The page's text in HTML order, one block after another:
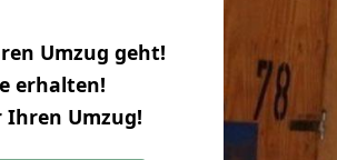
Umzug geht!
erhalten!
Ihren Umzug!